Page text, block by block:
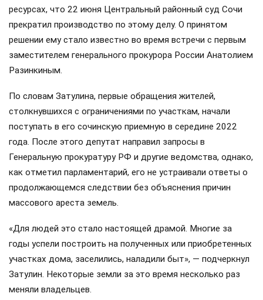
ресурсах, что 22 июня Центральный районный суд Сочи
прекратил производство по этому делу. О принятом
решении ему стало известно во время встречи с первым
заместителем генерального прокурора России Анатолием
Разинкиным.
По словам Затулина, первые обращения жителей,
столкнувшихся с ограничениями по участкам, начали
поступать в его сочинскую приемную в середине 2022
года. После этого депутат направил запросы в
Генеральную прокуратуру РФ и другие ведомства, однако,
как отметил парламентарий, его не устраивали ответы о
продолжающемся следствии без объяснения причин
массового ареста земель.
«Для людей это стало настоящей драмой. Многие за
годы успели построить на полученных или приобретенных
участках дома, заселились, наладили быт», — подчеркнул
Затулин. Некоторые земли за это время несколько раз
меняли владельцев.